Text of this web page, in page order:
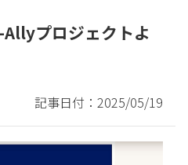
プロジェクトよ
記事日付：2025/05/19